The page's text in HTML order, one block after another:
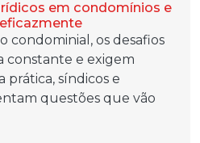
em condomínios e
condominial, os desafios
constante e exigem
prática, síndicos e
questões que vão